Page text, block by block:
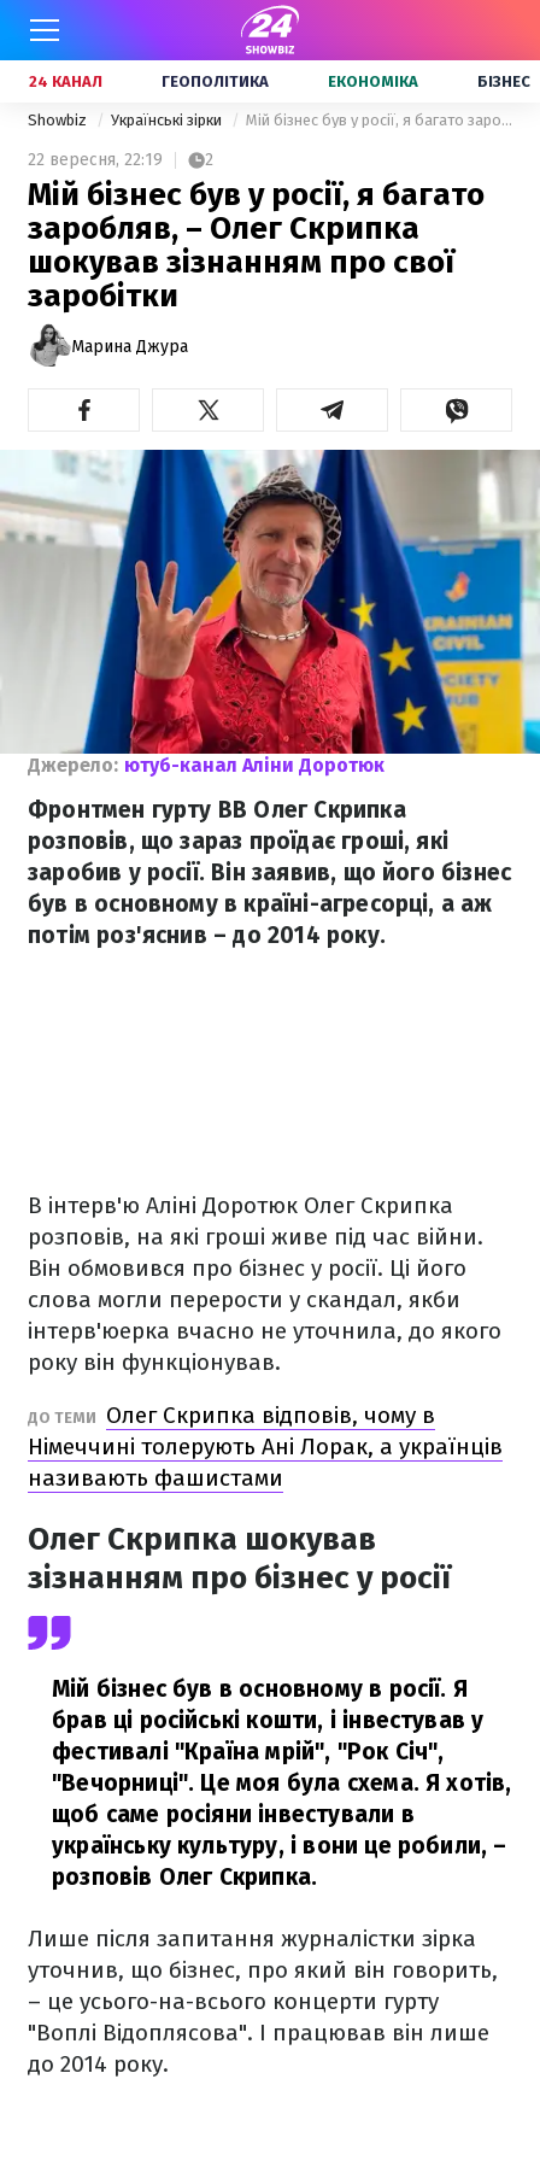
24 КАНАЛ ГЕОПОЛІТИКА ЕКОНОМІКА БІЗНЕС
Showbiz Українські зірки Мій бізнес був у росії, я багато заробляв, – Олег Скрипка шокував зізнанням про свої заробітки
22 вересня, 22:19 2
Мій бізнес був у росії, я багато
заробляв, – Олег Скрипка
шокував зізнанням про свої
заробітки
Марина Джура
Джерело: ютуб-канал Аліни Доротюк
Фронтмен гурту ВВ Олег Скрипка
розповів, що зараз проїдає гроші, які
заробив у росії. Він заявив, що його бізнес
був в основному в країні-агресорці, а аж
потім роз'яснив – до 2014 року.
В інтерв'ю Аліні Доротюк Олег Скрипка
розповів, на які гроші живе під час війни.
Він обмовився про бізнес у росії. Ці його
слова могли перерости у скандал, якби
інтерв'юерка вчасно не уточнила, до якого
року він функціонував.
ДО ТЕМИ
Олег Скрипка відповів, чому в
Німеччині толерують Ані Лорак, а українців
називають фашистами
Олег Скрипка шокував
зізнанням про бізнес у росії
Мій бізнес був в основному в росії. Я
брав ці російські кошти, і інвестував у
фестивалі "Країна мрій", "Рок Січ",
"Вечорниці". Це моя була схема. Я хотів,
щоб саме росіяни інвестували в
українську культуру, і вони це робили, –
розповів Олег Скрипка.
Лише після запитання журналістки зірка
уточнив, що бізнес, про який він говорить,
– це усього-на-всього концерти гурту
"Воплі Відоплясова". І працював він лише
до 2014 року.